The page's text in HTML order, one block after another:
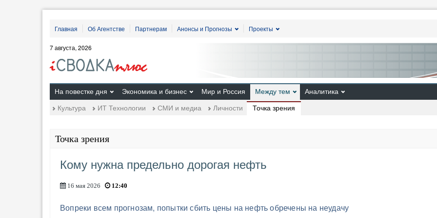
Главная Об Агентстве Партнерам Анонсы и Прогнозы Проекты
7 августа, 2026
На повестке дня Экономика и бизнес Мир и Россия Между тем
Культура ИТ Технологии СМИ и медиа Личности Точка зрения
Аналитика
Точка зрения
Кому нужна предельно дорогая нефть
16 мая 2026 12:40
Вопреки всем прогнозам, попытки сбить цены на нефть обречены на неудачу